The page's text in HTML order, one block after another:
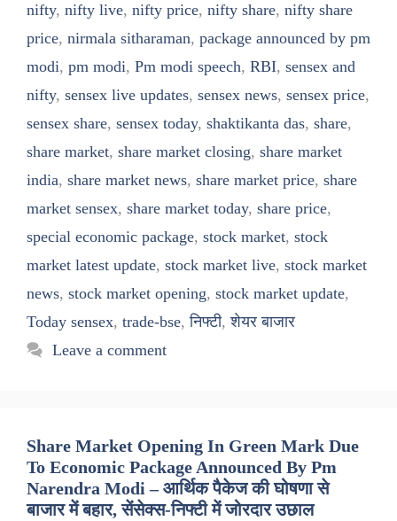
nifty, nifty live, nifty price, nifty share, nifty share
price, nirmala sitharaman, package announced by pm
modi, pm modi, Pm modi speech, RBI, sensex and
nifty, sensex live updates, sensex news, sensex price,
sensex share, sensex today, shaktikanta das, share,
share market, share market closing, share market
india, share market news, share market price, share
market sensex, share market today, share price,
special economic package, stock market, stock
market latest update, stock market live, stock market
news, stock market opening, stock market update,
Today sensex, trade-bse,निफ्टी,शेयर बाजार
Leave a comment
Share Market Opening In Green Mark Due
To Economic Package Announced By Pm
Narendra Modi – आर्थिक पैकेज की घोषणा से
बाजार में बहार, सेंसेक्स-निफ्टी में जोरदार उछाल